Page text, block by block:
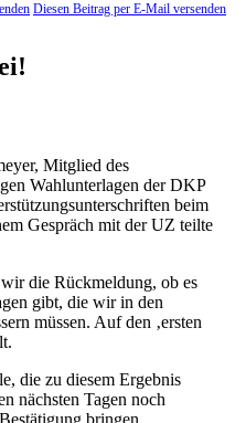
Diesen Beitrag per E-Mail versenden
Mitglied des
Wahlunterlagen der DKP
beim
Gespräch mit der UZ teilte
die Rückmeldung, ob es
gibt, die wir in den
müssen. Auf den ‚ersten
die zu diesem Ergebnis
nächsten Tagen noch